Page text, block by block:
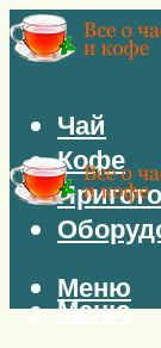
Чай
Кофе
Меню
Меню